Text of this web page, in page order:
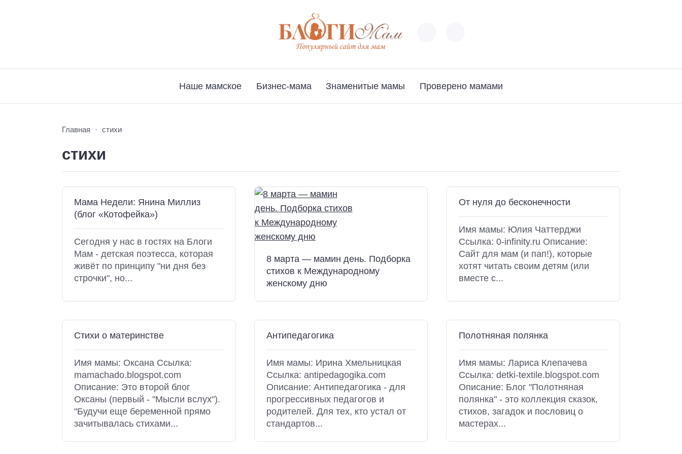
Наше мамское Бизнес-мама Знаменитые мамы Проверено мамами
Главная стихи
стихи
Мама Недели: Янина Миллиз
(блог «Котофейка»)
Сегодня у нас в гостях на Блоги
Мам - детская поэтесса, которая
живёт по принципу "ни дня без
строчки", но...
8 марта — мамин день. Подборка
стихов к Международному
женскому дню
От нуля до бесконечности
Имя мамы: Юлия Чаттерджи
Ссылка: 0-infinity.ru Описание:
Сайт для мам (и пап!), которые
хотят читать своим детям (или
вместе с...
Стихи о материнстве
Имя мамы: Оксана Ссылка:
mamachado.blogspot.com
Описание: Это второй блог
Оксаны (первый - "Мысли вслух").
"Будучи еще беременной прямо
зачитывалась стихами...
Антипедагогика
Имя мамы: Ирина Хмельницкая
Ссылка: antipedagogika.com
Описание: Антипедагогика - для
прогрессивных педагогов и
родителей. Для тех, кто устал от
стандартов...
Полотняная полянка
Имя мамы: Лариса Клепачева
Ссылка: detki-textile.blogspot.com
Описание: Блог "Полотняная
полянка" - это коллекция сказок,
стихов, загадок и пословиц о
мастерах...